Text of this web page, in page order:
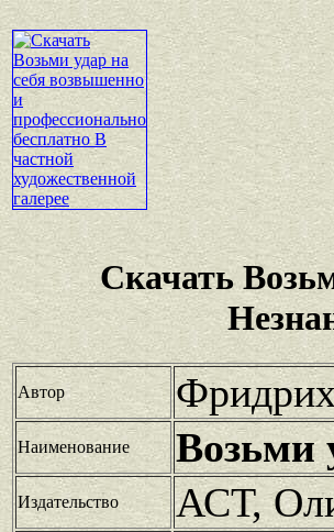
Скачать
Автор
Наименование Возьми
Издательство АСТ,